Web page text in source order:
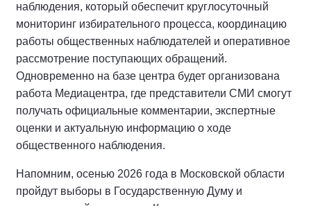
наблюдения, который обеспечит круглосуточный
мониторинг избирательного процесса, координацию
работы общественных наблюдателей и оперативное
рассмотрение поступающих обращений.
Одновременно на базе центра будет организована
работа Медиацентра, где представители СМИ смогут
получать официальные комментарии, экспертные
оценки и актуальную информацию о ходе
общественного наблюдения.
Напомним, осенью 2026 года в Московской области
пройдут выборы в Государственную Думу и